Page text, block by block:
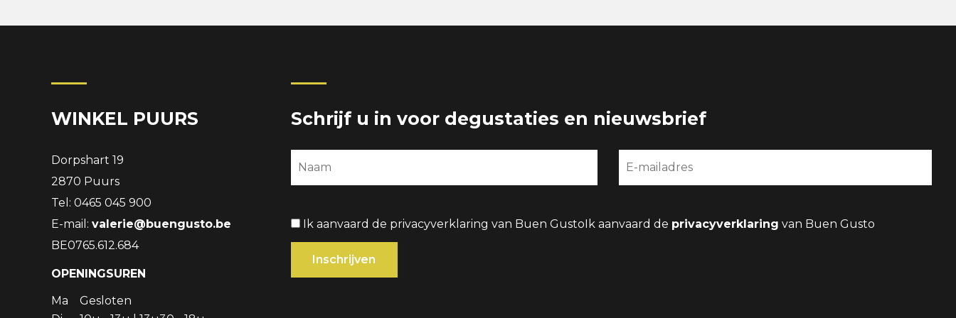
WINKEL PUURS
Dorpshart 19
2870 Puurs
Tel: 0465 045 900
E-mail: valerie@buengusto.be
BE0765.612.684
OPENINGSUREN
Ma
Gesloten
Schrijf u in voor degustaties en nieuwsbrief
Ik aanvaard de privacyverklaring van Buen GustoIk aanvaard de privacyverklaring van Buen Gusto